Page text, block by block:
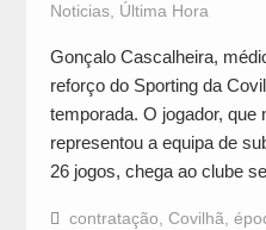
Noticias, Última Hora
Gonçalo Cascalheira,
reforço do Sporting da
temporada. O jogador, que
representou a equipa de
26 jogos, chega ao clube
contratação, Covilhã,